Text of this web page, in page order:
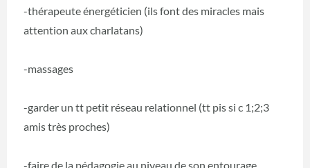
-thérapeute énergéticien (ils font des miracles mais
attention aux charlatans)
-massages
-garder un tt petit réseau relationnel (tt pis si c 1;2;3
amis très proches)
-faire de la pédagogie au niveau de son entourage